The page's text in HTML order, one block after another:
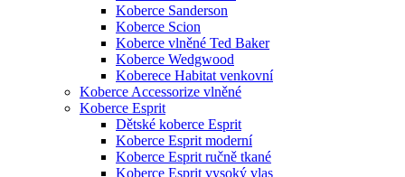
Koberce Sanderson
Koberce Scion
Koberce vlněné Ted Baker
Koberce Wedgwood
Koberece Habitat venkovní
Koberce Accessorize vlněné
Koberce Esprit
Dětské koberce Esprit
Koberce Esprit moderní
Koberce Esprit ručně tkané
Koberce Esprit vysoký vlas